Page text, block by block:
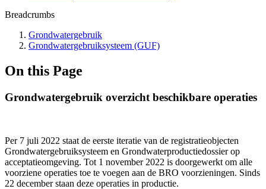
Breadcrumbs
Grondwatergebruik
Grondwatergebruiksysteem (GUF)
On this Page
Grondwatergebruik overzicht beschikbare operaties
Per 7 juli 2022 staat de eerste iteratie van de registratieobjecten
Grondwatergebruiksysteem en Grondwaterproductiedossier op
acceptatieomgeving. Tot 1 november 2022 is doorgewerkt om alle
voorziene operaties toe te voegen aan de BRO voorzieningen. Sinds
22 december staan deze operaties in productie.